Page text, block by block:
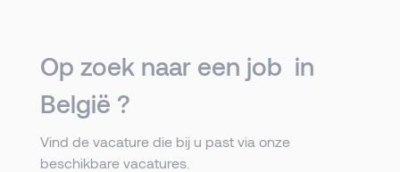
Op zoek naar een job in
België ?
Vind de vacature die bij u past via onze
beschikbare vacatures.